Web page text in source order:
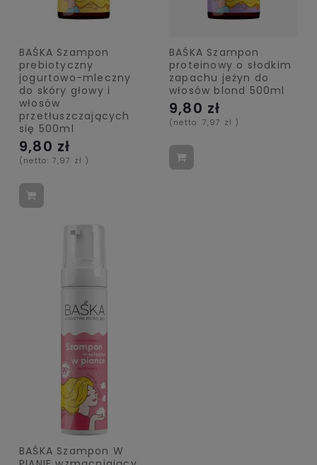
BAŚKA Szampon
prebiotyczny
jogurtowo-mleczny
do skóry głowy i
włosów
przetłuszczających
się 500ml
9,80 zł
(netto: 7,97 zł )
BAŚKA Szampon
proteinowy o słodkim
zapachu jeżyn do
włosów blond 500ml
9,80 zł
(netto: 7,97 zł )
BAŚKA Szampon W